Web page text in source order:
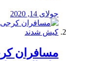
جولای 14, 2020
مسافران